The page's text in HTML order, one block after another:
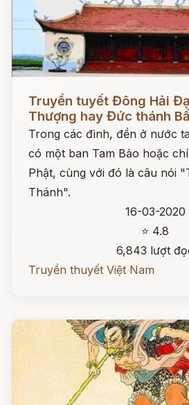
Đọc ngay
Truyền tuyết Đông Hải
Thượng hay Đức thánh
Trong các đình, đền ở nước
có một ban Tam Bảo hoặc
Phật, cùng với đó là câu nói
Thánh".
16-03-2020
⭐ 4.8
6,843 lượt
Truyền thuyết Việt Nam